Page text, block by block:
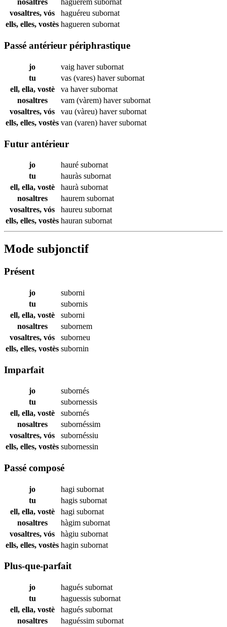
nosaltres haguérem subornat
vosaltres, vós
haguéreu subornat
ells, elles, vostès hagueren subornat
Passé antérieur périphrastique
jo vaig haversubornat
tu
vas (vares) haversubornat
ell, ella, vostè
va haversubornat
nosaltres
vam (vàrem) haversubornat
vosaltres, vós
vau (vàreu) haversubornat
ells, elles, vostès van (varen) haversubornat
Futur antérieur
jo hauré subornat
tu
hauràs subornat
ell, ella, vostè
haurà subornat
nosaltres
haurem subornat
vosaltres, vós
haureu subornat
ells, elles, vostès hauran subornat
Mode subjonctif
Présent
jo
suborni
tu
subornis
ell, ella, vostè
suborni
nosaltres
subornem
vosaltres, vós
suborneu
ells, elles, vostès subornin
Imparfait
jo
subornés
tu
subornessis
ell, ella, vostè
subornés
nosaltres
subornéssim
vosaltres, vós
subornéssiu
ells, elles, vostès subornessin
Passé composé
jo hagi subornat
tu
hagis subornat
ell, ella, vostè
hagi subornat
nosaltres
hàgim subornat
vosaltres, vós
hàgiu subornat
ells, elles, vostès hagin subornat
Plus-que-parfait
jo hagués subornat
tu
haguessis subornat
ell, ella, vostè
hagués subornat
nosaltres
haguéssim subornat